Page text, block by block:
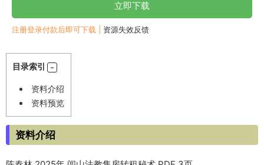
立即下载
注册登录付款后即可下载 | 资源失效反馈
目录索引
资料介绍
资料预览
资料介绍